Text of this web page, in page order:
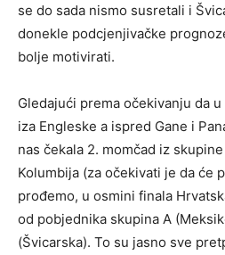
se do sada nismo susretali i
donekle podcjenjivačke
bolje motivirati.
Gledajući prema očekivanju da
iza Engleske a ispred Gane i
nas čekala 2. momčad iz
Kolumbija (za očekivati je da će
prođemo, u osmini finala
od pobjednika skupina A
(Švicarska). To su jasno sve